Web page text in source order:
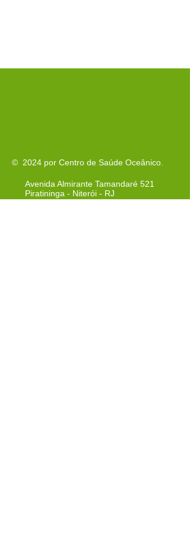
© 2024 por Centro de Saúde Oceânico.
Avenida Almirante Tamandaré 521
Piratininga - Niterói - RJ